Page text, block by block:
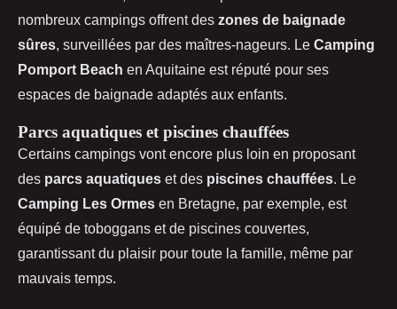
nombreux campings offrent des zones de baignade
sûres, surveillées par des maîtres-nageurs. Le Camping
Pomport Beach en Aquitaine est réputé pour ses
espaces de baignade adaptés aux enfants.
Parcs aquatiques et piscines chauffées
Certains campings vont encore plus loin en proposant
des parcs aquatiques et des piscines chauffées. Le
Camping Les Ormes en Bretagne, par exemple, est
équipé de toboggans et de piscines couvertes,
garantissant du plaisir pour toute la famille, même par
mauvais temps.